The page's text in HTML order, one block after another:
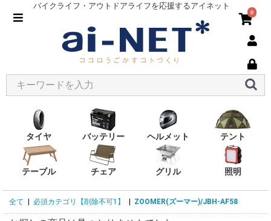
バイクライフ・アウトドアライフを応援するアイネット
0
タイヤ バッテリー ヘルメット テント
テーブル チェア グリル 照明
全て 必須カテゴリ【削除不可1】 ZOOMER(ズーマー)/JBH-AF58